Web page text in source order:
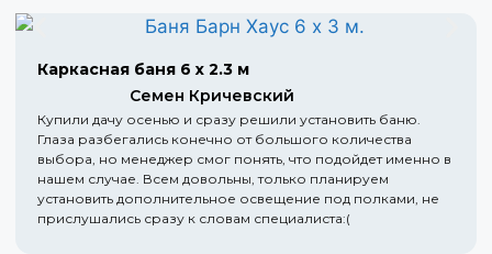
Каркасная баня 6 х 2.3 м
Семен Кричевский
Купили дачу осенью и сразу решили установить баню.
Глаза разбегались конечно от большого количества
выбора, но менеджер смог понять, что подойдет именно в
нашем случае. Всем довольны, только планируем
установить дополнительное освещение под полками, не
прислушались сразу к словам специалиста:(